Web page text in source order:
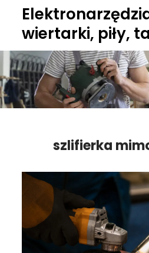
contentwiertarki, piły,
szlifierka